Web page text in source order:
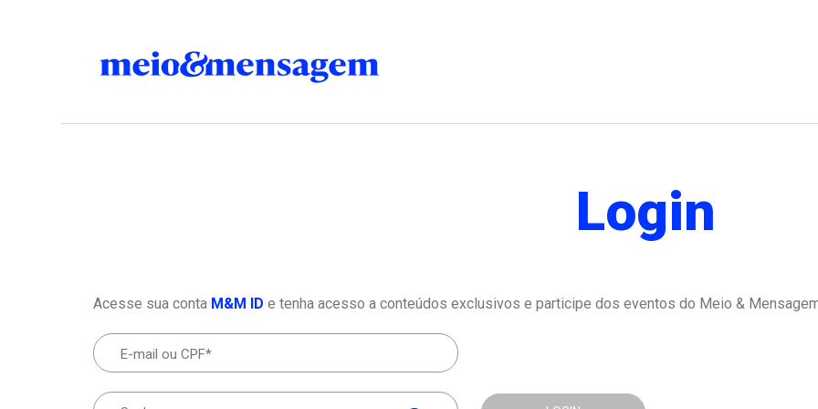
Login
Acesse sua conta M&M ID e tenha acesso a conteúdos exclusivos e participe dos eventos do Meio &